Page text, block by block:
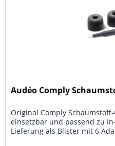
Audéo Comply
Original Comply
einsetzbar und passend zu
Lieferung als Blister mit 6